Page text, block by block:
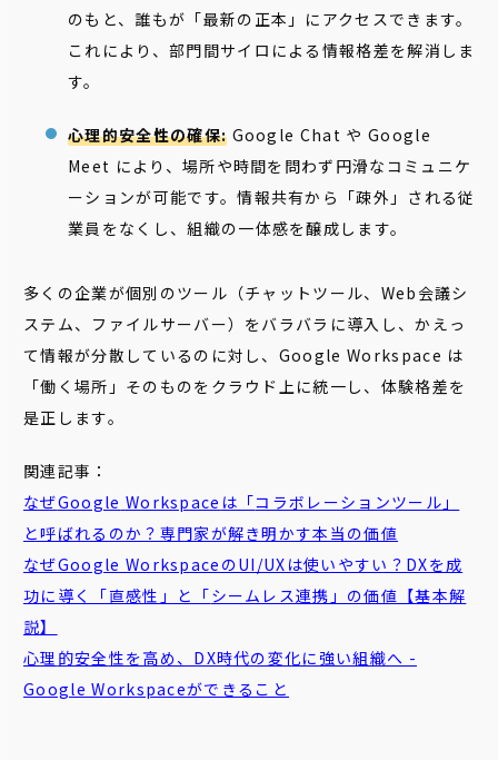
のもと、誰もが「最新の正本」にアクセスできます。
これにより、部門間サイロによる情報格差を解消しま
す。
心理的安全性の確保: Google Chat や Google
Meet により、場所や時間を問わず円滑なコミュニケ
ーションが可能です。情報共有から「疎外」される従
業員をなくし、組織の一体感を醸成します。
多くの企業が個別のツール（チャットツール、Web会議シ
ステム、ファイルサーバー）をバラバラに導入し、かえっ
て情報が分散しているのに対し、Google Workspace は
「働く場所」そのものをクラウド上に統一し、体験格差を
是正します。
関連記事：
なぜGoogle Workspace は「コラボレーションツール 」
と呼ばれるのか？専門家が解き明かす本当の価値
なぜGoogle WorkspaceのUI/UXは使いやすい？DXを成
功に導く「直感性」と「シームレス連携」の価値【基本解
説】
心理 的安全性を高め、DX時代の変化に強い組織へ -
Google Workspaceができること